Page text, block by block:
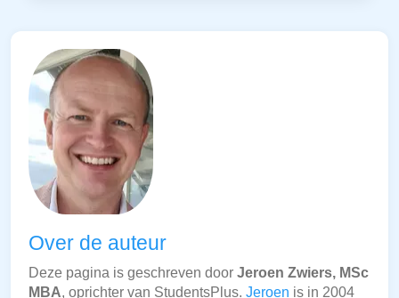
Over de auteur
Deze pagina is geschreven door Jeroen Zwiers, MSc
MBA, oprichter van StudentsPlus. Jeroen is in 2004